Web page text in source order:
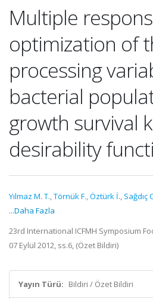
Multiple
optimization of
processing
bacterial
growth survival
desirability
Yılmaz M. T.,Törnük F.,Öztürk İ., Sağdıç
...Daha Fazla
23rd International ICFMH Symposium
07 Eylül 2012, ss.6, (Özet Bildiri)
Yayın Türü: Bildiri / Özet Bildiri